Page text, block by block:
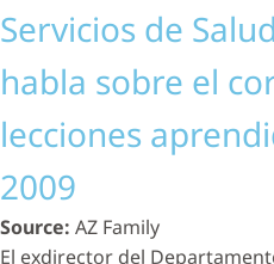
Servicios de
habla sobre el
lecciones
2009
Source: AZ Family
El exdirector del